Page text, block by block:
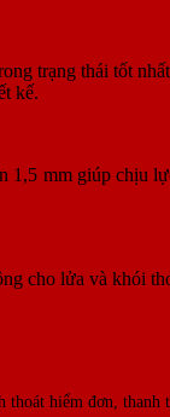
trạng thái tốt
kế.
mm giúp chịu
cho lửa và khói
hiểm đơn,